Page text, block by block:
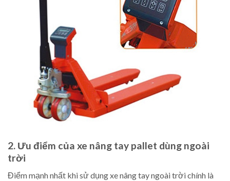
2. Ưu điểm của xe nâng tay pallet dùng ngoài
trời
Điểm mạnh nhất khi sử dụng xe nâng tay ngoài trời chính là